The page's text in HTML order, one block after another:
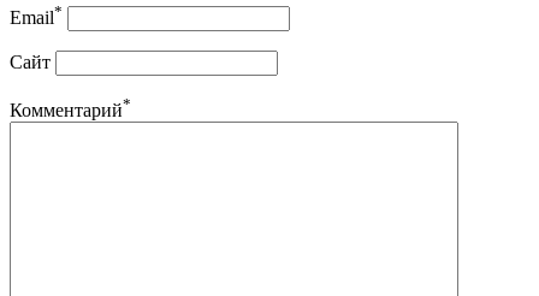
Email*
Сайт
Комментарий*